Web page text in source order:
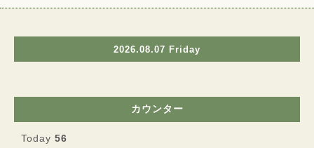
2026.08.07 Friday
カウンター
Today 56